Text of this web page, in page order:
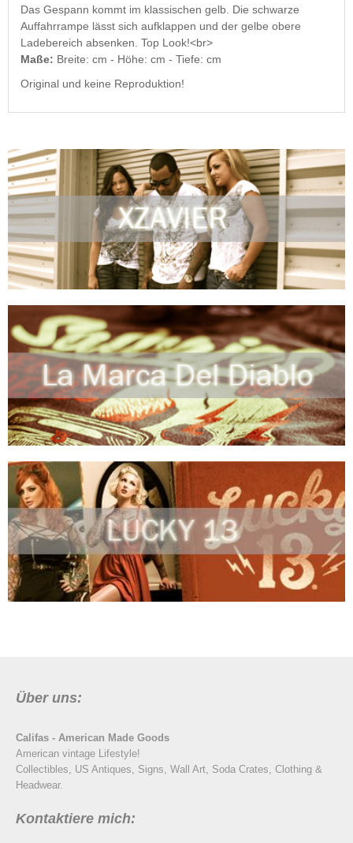
Das Gespann kommt im klassischen gelb. Die schwarze
Auffahrrampe lässt sich aufklappen und der gelbe obere
Ladebereich absenken. Top Look!<br>
Maße: Breite: cm - Höhe: cm - Tiefe: cm
Original und keine Reproduktion!
Über uns:
Califas - American Made Goods
American vintage Lifestyle!
Collectibles, US Antiques, Signs, Wall Art, Soda Crates, Clothing &
Headwear.
Kontaktiere mich: